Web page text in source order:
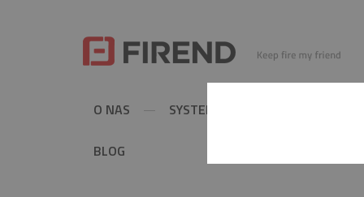
O NAS SYSTEMY KOMINOWE
BLOG